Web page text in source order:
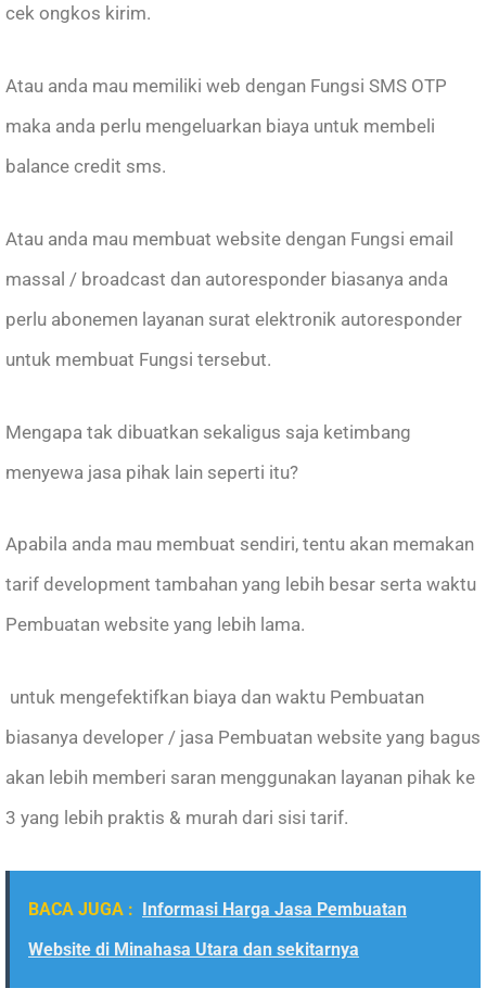
cek ongkos kirim.
Atau anda mau memiliki web dengan Fungsi SMS OTP
maka anda perlu mengeluarkan biaya untuk membeli
balance credit sms.
Atau anda mau membuat website dengan Fungsi email
massal / broadcast dan autoresponder biasanya anda
perlu abonemen layanan surat elektronik autoresponder
untuk membuat Fungsi tersebut.
Mengapa tak dibuatkan sekaligus saja ketimbang
menyewa jasa pihak lain seperti itu?
Apabila anda mau membuat sendiri, tentu akan memakan
tarif development tambahan yang lebih besar serta waktu
Pembuatan website yang lebih lama.
untuk mengefektifkan biaya dan waktu Pembuatan
biasanya developer / jasa Pembuatan website yang bagus
akan lebih memberi saran menggunakan layanan pihak ke
3 yang lebih praktis & murah dari sisi tarif.
BACA JUGA : Informasi Harga Jasa Pembuatan
Website di Minahasa Utara dan sekitarnya